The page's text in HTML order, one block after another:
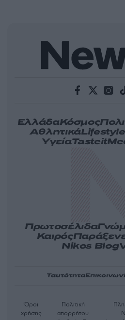
ΕλλάδαΚόσμος
ΑθλητικάLifestyle
ΥγείαTasteit
Πρωτοσέλιδα
Καιρός
Nikos Blog
Ταυτότητα
Όροι
χρήσης
Πολιτική
απορρήτου